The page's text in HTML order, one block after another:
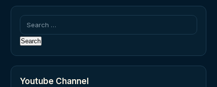
Search
for:
Youtube Channel